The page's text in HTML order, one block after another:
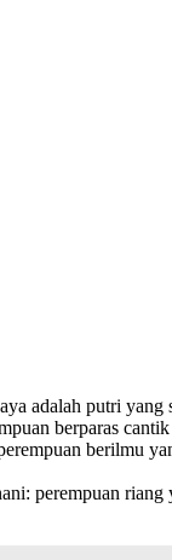
adalah putri yang
berparas
berilmu
perempuan riang